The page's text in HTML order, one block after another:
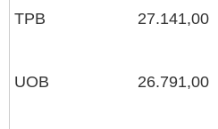
TPB 27.141,00
UOB 26.791,00